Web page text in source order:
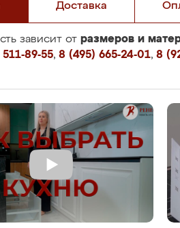
Доставка
зависит от размеров и
89-55, 8 (495) 665-24-01, 8